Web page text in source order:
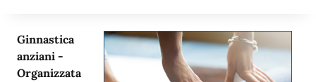
Ginnastica
anziani -
Organizzata